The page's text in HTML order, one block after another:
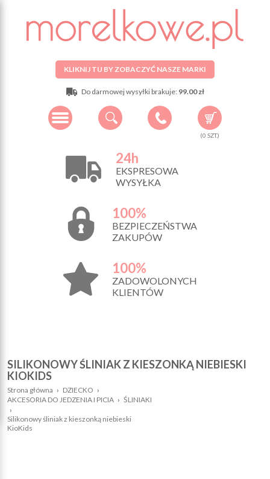
KLIKNIJ TU BY ZOBACZYĆ NASZE MARKI
Do darmowej wysyłki brakuje: 99.00 zł
(0 SZT.)
24h
EKSPRESOWA
WYSYŁKA
100%
BEZPIECZEŃSTWA
ZAKUPÓW
100%
ZADOWOLONYCH
KLIENTÓW
SILIKONOWY ŚLINIAK Z KIESZONKĄ NIEBIESKI
KIOKIDS
Strona główna › DZIECKO ›
AKCESORIA DO JEDZENIA I PICIA › ŚLINIAKI
›
Silikonowy śliniak z kieszonką niebieski
KioKids